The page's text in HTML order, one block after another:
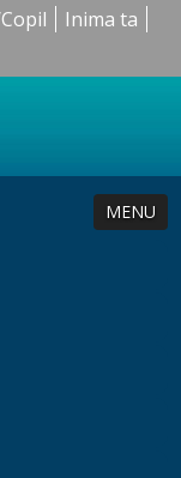
Inima ta
MENU